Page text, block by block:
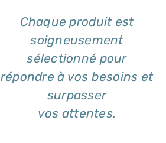
Chaque produit est
soigneusement
sélectionné pour
répondre à vos besoins et
surpasser
vos attentes.